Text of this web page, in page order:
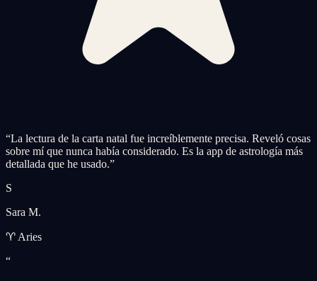
“La lectura de la carta natal fue increíblemente precisa. Reveló cosas
sobre mí que nunca había considerado. Es la app de astrología más
detallada que he usado.”
S
Sara M.
♈ Aries
“